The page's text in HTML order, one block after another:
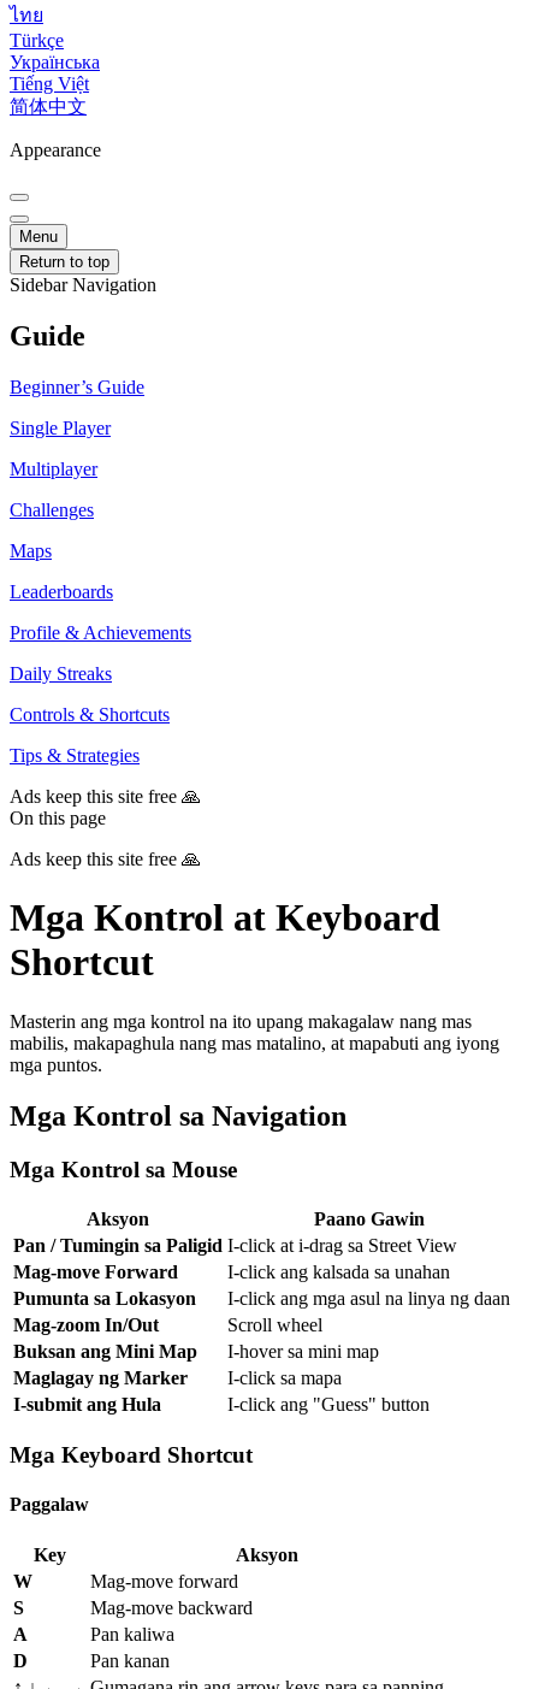
ไทย
Türkçe
Українська
Tiếng Việt
简体中文
Appearance
Menu
Return to top
Sidebar Navigation
Guide
Beginner’s Guide
Single Player
Multiplayer
Challenges
Maps
Leaderboards
Profile & Achievements
Daily Streaks
Controls & Shortcuts
Tips & Strategies
Ads keep this site free 🙏
On this page
Ads keep this site free 🙏
Mga Kontrol at Keyboard
Shortcut
Masterin ang mga kontrol na ito upang makagalaw nang mas
mabilis, makapaghula nang mas matalino, at mapabuti ang iyong
mga puntos.
Mga Kontrol sa Navigation
Mga Kontrol sa Mouse
Aksyon
Paano Gawin
Pan / Tumingin sa Paligid I-click at i-drag sa Street View
Mag-move Forward
I-click ang kalsada sa unahan
Pumunta sa Lokasyon
I-click ang mga asul na linya ng daan
Mag-zoom In/Out
Scroll wheel
Buksan ang Mini Map
I-hover sa mini map
Maglagay ng Marker
I-click sa mapa
I-submit ang Hula
I-click ang "Guess" button
Mga Keyboard Shortcut
Paggalaw
Key
Aksyon
W
Mag-move forward
S
Mag-move backward
A
Pan kaliwa
D
Pan kanan